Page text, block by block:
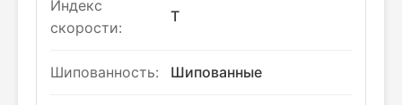
Индекс
скорости:
T
Шипованность: Шипованные